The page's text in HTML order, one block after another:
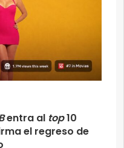
entra al top10
el regreso de